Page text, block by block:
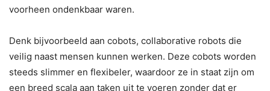
voorheen ondenkbaar waren.
Denk bijvoorbeeld aan cobots, collaborative robots die
veilig naast mensen kunnen werken. Deze cobots worden
steeds slimmer en flexibeler, waardoor ze in staat zijn om
een breed scala aan taken uit te voeren zonder dat er